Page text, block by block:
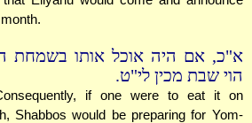
א"כ, אם היה אוכל אותו בשמחת
הוי שבת מכין לי"ט.
if one were to eat it on
Shabbos would be preparing for Yom-